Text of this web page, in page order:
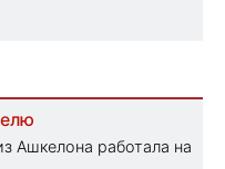
Ашкелона работала на